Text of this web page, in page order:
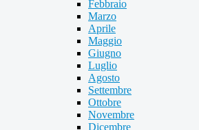
Febbraio
Marzo
Aprile
Maggio
Giugno
Luglio
Agosto
Settembre
Ottobre
Novembre
Dicembre